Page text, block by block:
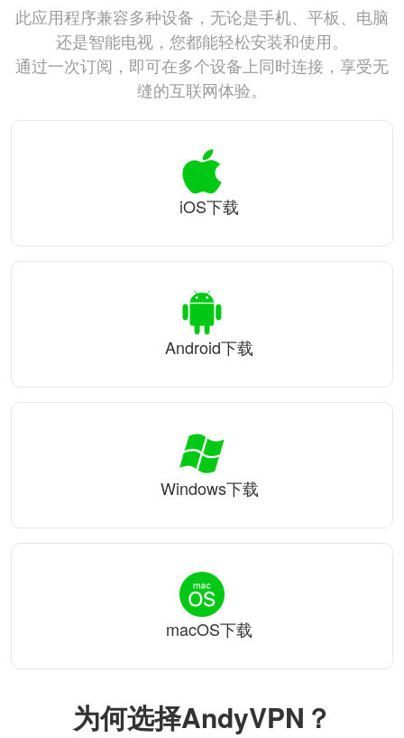
为何选择AndyVPN？
此应用程序兼容多种设备，无论是手机、平板、电脑
还是智能电视，您都能轻松安装和使用。
通过一次订阅，即可在多个设备上同时连接，享受无
缝的互联网体验。
iOS下载
Android下载
Windows下载
macOS下载